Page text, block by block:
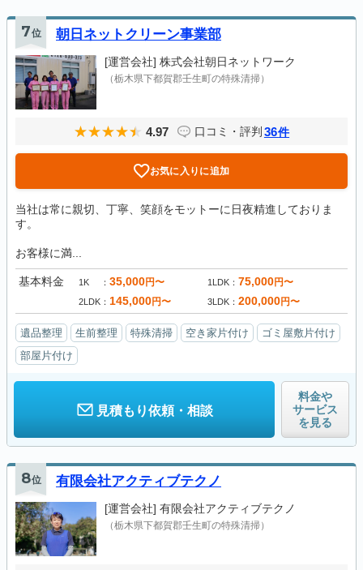
7位 朝日ネットクリーン事業部
[運営会社] 株式会社朝日ネットワーク
（栃木県下都賀郡壬生町の特殊清掃）
4.97 口コミ・評判 36件
お気に入りに追加
当社は常に親切、丁寧、笑顔をモットーに日夜精進しておりま
す。
お客様に満...
基本料金 1K 35,000円〜 1LDK 75,000円〜
2LDK 145,000円〜 3LDK 200,000円〜
遺品整理 生前整理 特殊清掃 空き家片付け
ゴミ屋敷片付け
部屋片付け
見積もり依頼・相談
料金や
サービス
を見る
8位 有限会社アクティブテクノ
[運営会社] 有限会社アクティブテクノ
（栃木県下都賀郡壬生町の特殊清掃）